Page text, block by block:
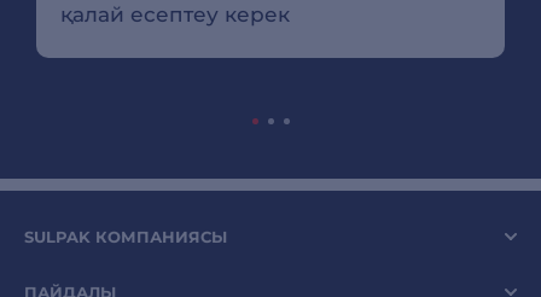
қалай есептеу керек
SULPAK КОМПАНИЯСЫ
ПАЙДАЛЫ